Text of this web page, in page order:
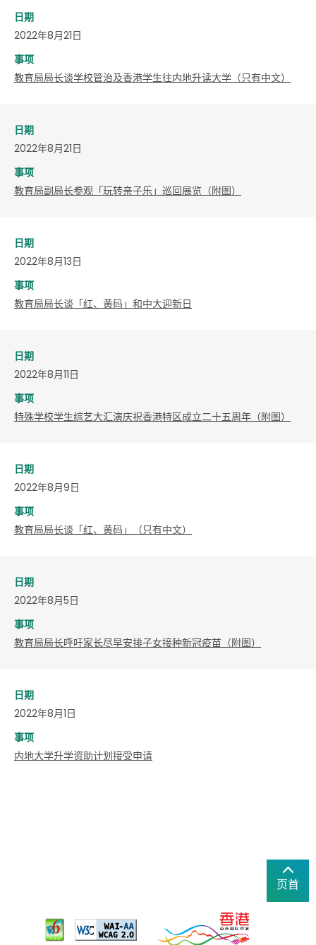
日期
2022年8月21日
事项
教育局局长谈学校管治及香港学生往内地升读大学（只有中文）
日期
2022年8月21日
事项
教育局副局长参观「玩转亲子乐」巡回展览（附图）
日期
2022年8月13日
事项
​教育局局长谈「红、黄码」和中大迎新日
日期
2022年8月11日
事项
特殊学校学生综艺大汇演庆祝香港特区成立二十五周年（附图）
日期
2022年8月9日
事项
教育局局长谈「红、黄码」（只有中文）
日期
2022年8月5日
事项
​教育局局长呼吁家长尽早安排子女接种新冠疫苗（附图）
日期
2022年8月1日
事项
内地大学升学资助计划接受申请
页首